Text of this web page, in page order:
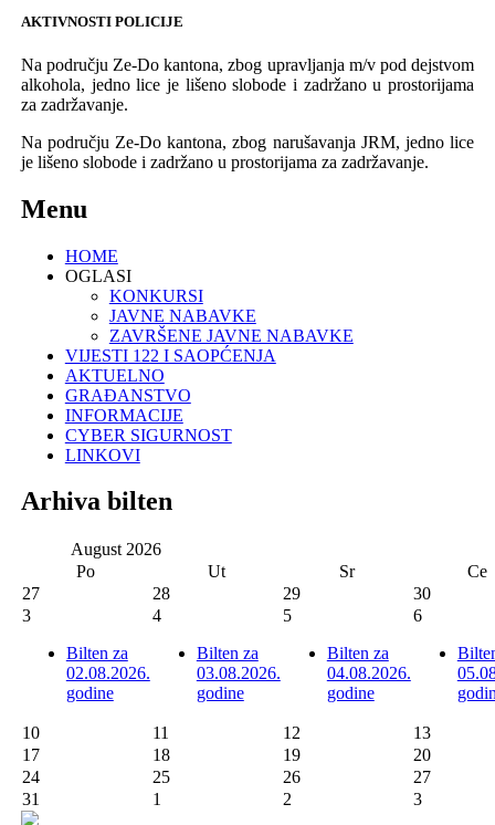
AKTIVNOSTI POLICIJE
Na području Ze-Do kantona, zbog upravljanja m/v pod dejstvom
alkohola, jedno lice je lišeno slobode i zadržano u prostorijama
za zadržavanje.
Na području Ze-Do kantona, zbog narušavanja JRM, jedno lice
je lišeno slobode i zadržano u prostorijama za zadržavanje.
Menu
HOME
OGLASI
KONKURSI
JAVNE NABAVKE
ZAVRŠENE JAVNE NABAVKE
VIJESTI 122 I SAOPĆENJA
AKTUELNO
GRAĐANSTVO
INFORMACIJE
CYBER SIGURNOST
LINKOVI
Arhiva bilten
August 2026
Po
Ut Sr
Ce
27
28 29
30
3
Bilten za
02.08.2026.
godine
4
Bilten za
03.08.2026.
godine
5
Bilten za
04.08.2026.
godine
6
10 11 12
13
17
18 19
20
24
25 26
27
31
1 2 3